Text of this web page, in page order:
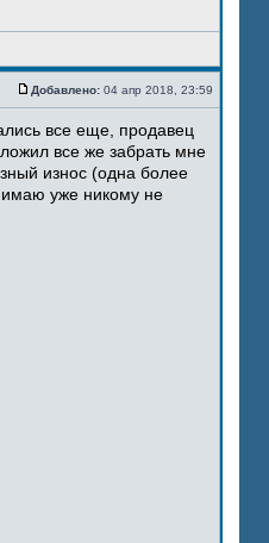
Добавлено: 04 апр 2018, 23:59
все еще, продавец
все же забрать мне
износ (одна более
уже никому не